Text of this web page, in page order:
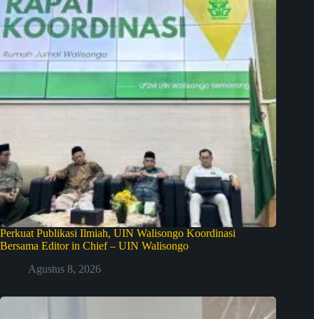
Perkuat Publikasi Ilmiah, UIN Walisongo Koordinasi
Bersama Editor in Chief – UIN Walisongo
Agustus 8, 2026